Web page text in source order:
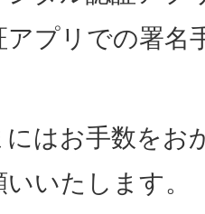
アプリでの署
はお手数をお
いたします。